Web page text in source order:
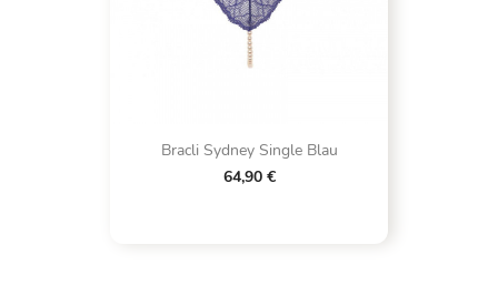
Bracli Sydney Single Blau
64,90 €